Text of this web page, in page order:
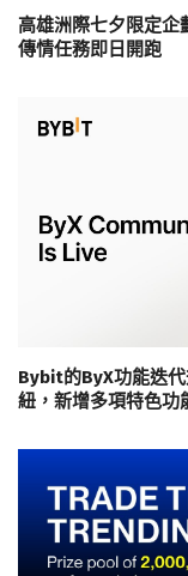
高雄洲際七夕限定企
傳情任務即日開跑
Bybit的ByX功能迭
紐，新增多項特色功